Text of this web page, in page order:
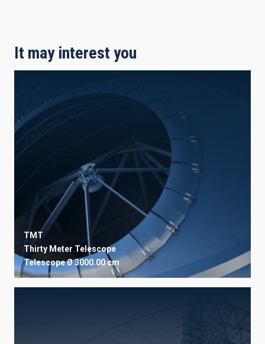
It may interest you
TMT
Thirty Meter Telescope
TelescopeØ 3000.00 cm